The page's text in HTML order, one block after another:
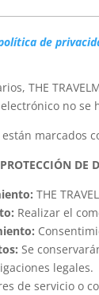
de
THE
no se
marcados
DE
THE
Realizar el
Se
legales.
de servicio o